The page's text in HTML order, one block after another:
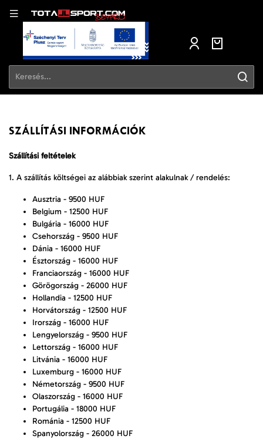
SZÁLLÍTÁSI INFORMÁCIÓK
Szállítási feltételek
1. A szállítás költségei az alábbiak szerint alakulnak / rendelés:
Ausztria - 9500 HUF
Belgium - 12500 HUF
Bulgária - 16000 HUF
Csehország - 9500 HUF
Dánia - 16000 HUF
Észtország - 16000 HUF
Franciaország - 16000 HUF
Görögország - 26000 HUF
Hollandia - 12500 HUF
Horvátország - 12500 HUF
Irország - 16000 HUF
Lengyelország - 9500 HUF
Lettország - 16000 HUF
Litvánia - 16000 HUF
Luxemburg - 16000 HUF
Németország - 9500 HUF
Olaszország - 16000 HUF
Portugália - 18000 HUF
Románia - 12500 HUF
Spanyolország - 26000 HUF